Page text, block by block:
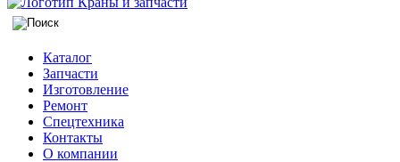
Каталог
Запчасти
Изготовление
Ремонт
Спецтехника
Контакты
О компании